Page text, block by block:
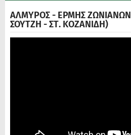
ΑΛΜΥΡΟΣ - ΕΡΜΗΣ ΖΩΝΙΑΝΩΝ
ΣΟΥΤΖΗ - ΣΤ. ΚΟΖΑΝΙΔΗ)